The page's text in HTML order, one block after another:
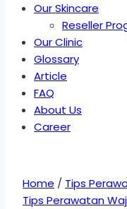
Our Skincare
Reseller
Our Clinic
Glossary
Article
FAQ
About Us
Career
Home / Tips
Tips Perawatan